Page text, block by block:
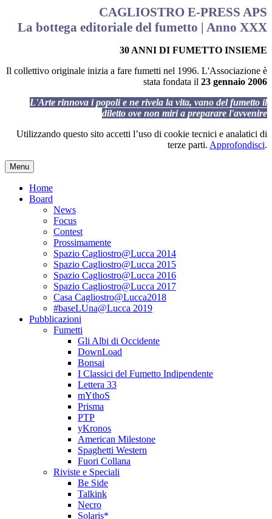
CAGLIOSTRO E-PRESS APS
La bottega editoriale del fumetto | Anno XXX
30 ANNI DI FUMETTO INSIEME
Il collettivo originale inizia a fare fumetti nel 1996. L'Associazione è
stata fondata il 23 gennaio 2006
L'Arte rinnova i popoli e ne rivela la vita, vano del fumetto il
diletto ove non miri a preparare l'avvenire
Utilizzando questo sito accetti l’uso di cookie tecnici e analatici di
terze parti. Approfondisci.
Menu
Home
Board
News
Focus
Contest
Prossimamente
Spazio Cagliostro@Lucca 2014
Spazio Cagliostro@Lucca 2015
Spazio Cagliostro@Lucca 2016
Spazio Cagliostro@Lucca 2017
Casa Cagliostro@Lucca2018
#baseLUna@Lucca 2019
Pubblicazioni
Fumetti
Gli Albi di Occidente
DownLoad
Bonsai
I Classici del Fumetto Indipendente
Lettera 33
mYthoS
Prisma
PTP
yKronos
American Milestone
Spaghetti Western
Fuori Collana
Riviste e Speciali
Be Side
Talkink
Necro
Solaris*